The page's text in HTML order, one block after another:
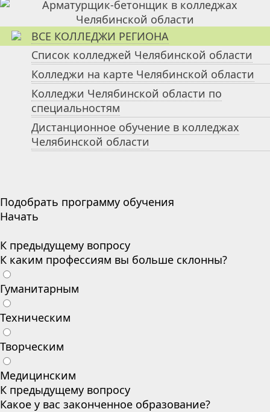
ВСЕ КОЛЛЕДЖИ РЕГИОНА
Список колледжей Челябинской области
Колледжи на карте Челябинской области
Колледжи Челябинской области по
специальностям
Дистанционное обучение в колледжах
Челябинской области
Подобрать программу обучения
Начать
К предыдущему вопросу
К каким профессиям вы больше склонны?
Гуманитарным
Техническим
Творческим
Медицинским
К предыдущему вопросу
Какое у вас законченное образование?